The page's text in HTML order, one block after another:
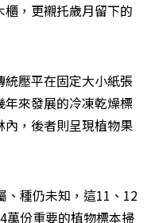
，更襯托歲月留下的
壓平在固定大小紙張
來發展的冷凍乾燥標
，後者則呈現植物果
、種仍未知，這11、12
萬份重要的植物標本掃